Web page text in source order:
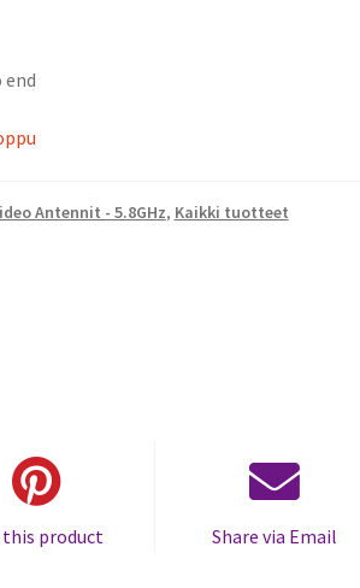
end
Antennit - 5.8GHz, Kaikki tuotteet
this product Share via Email